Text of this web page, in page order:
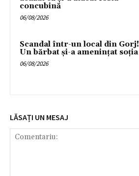
concubină
06/08/2026
Scandal într-un local din Gorj!
Un bărbat și-a amenințat soția
06/08/2026
LĂSAȚI UN MESAJ